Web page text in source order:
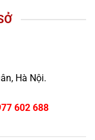
Hà Nội.
602 688